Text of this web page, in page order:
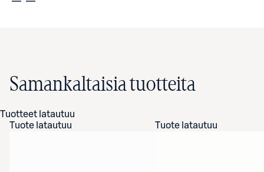
Samankaltaisia tuotteita
Tuotteet latautuu
Tuote latautuu
Tuote latautuu